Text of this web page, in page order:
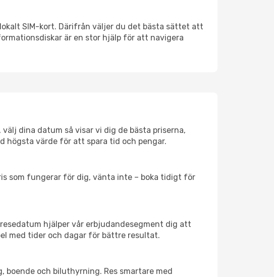
SIM-kort. Därifrån väljer du det bästa sättet att
är en stor hjälp för att navigera
dina datum så visar vi dig de bästa priserna,
högsta värde för att spara tid och pengar.
som fungerar för dig, vänta inte – boka tidigt för
hjälper vår erbjudandesegment dig att
med tider och dagar för bättre resultat.
boende och biluthyrning. Res smartare med